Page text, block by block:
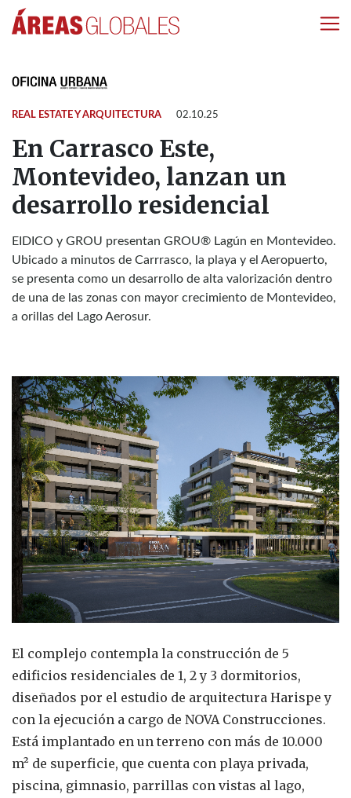
REAL ESTATE Y ARQUITECTURA 02.10.25
En Carrasco Este,
Montevideo, lanzan un
desarrollo residencial
EIDICO y GROU presentan GROU® Lagún en Montevideo.
Ubicado a minutos de Carrrasco, la playa y el Aeropuerto,
se presenta como un desarrollo de alta valorización dentro
de una de las zonas con mayor crecimiento de Montevideo,
a orillas del Lago Aerosur.
El complejo contempla la construcción de 5
edificios residenciales de 1, 2 y 3 dormitorios,
diseñados por el estudio de arquitectura Harispe y
con la ejecución a cargo de NOVA Construcciones.
Está implantado en un terreno con más de 10.000
m² de superficie, que cuenta con playa privada,
piscina, gimnasio, parrillas con vistas al lago,